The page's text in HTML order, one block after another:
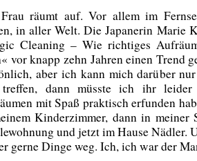
räumt auf. Vor allem im
in aller Welt. Die Japanerin Marie
Cleaning – Wie richtiges
vor knapp zehn Jahren einen Trend
aber ich kann mich darüber
dann müsste ich ihr
mit Spaß praktisch erfunden
Kinderzimmer, dann in meiner
und jetzt im Hause Nädler.
gerne Dinge weg. Ich, ich war der